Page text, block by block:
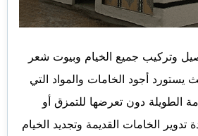
وتركيب جميع الخيام وبيوت شعر
يستورد أجود الخامات والمواد التي
الطويلة دون تعرضها للتمزق أو
تدوير الخامات القديمة وتجديد الخيام